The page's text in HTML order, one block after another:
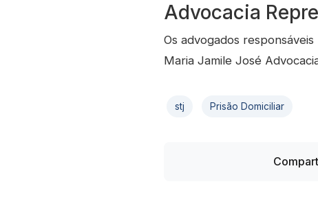
Advocacia
Os advogados
Maria Jamile José
stj Prisão Domiciliar